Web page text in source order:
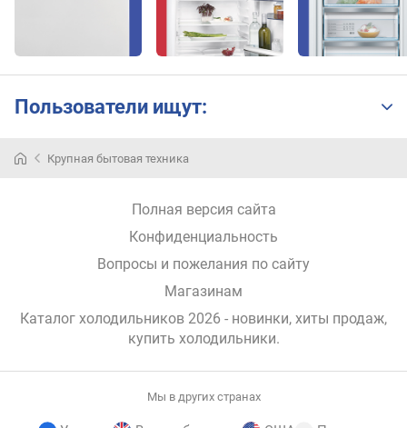
й
с
к
с
Пользователи ищут:
Крупная бытовая техника
Полная версия сайта
Конфиденциальность
Вопросы и пожелания по сайту
Магазинам
Каталог холодильников 2026 - новинки, хиты продаж,
купить холодильники.
Мы в других странах